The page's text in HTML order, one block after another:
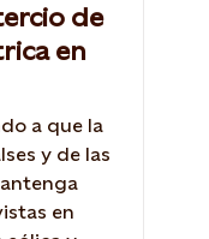
de
en
a que la
y de las
en